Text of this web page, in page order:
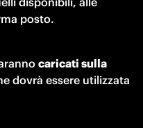
posto.
caricati sulla
dovrà essere utilizzata